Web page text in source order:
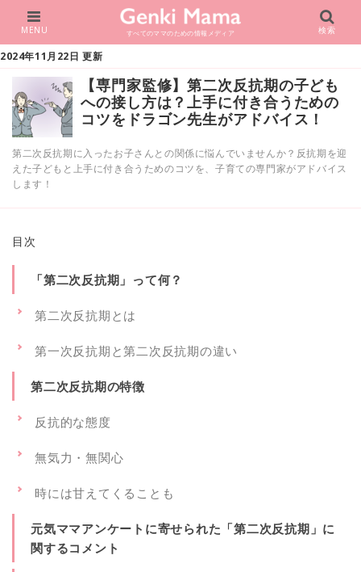
すべてのママのための情報メディア
MENU 検索
2024年11月22日 更新
【専門家監修】第二次反抗期の子ども
への接し方は？上手に付き合うための
コツをドラゴン先生がアドバイス！
第二次反抗期に入ったお子さんとの関係に悩んでいませんか？反抗期を迎
えた子どもと上手に付き合うためのコツを、子育ての専門家がアドバイス
します！
目次
「第二次反抗期」って何？
第二次反抗期とは
第一次反抗期と第二次反抗期の違い
第二次反抗期の特徴
反抗的な態度
無気力・無関心
時には甘えてくることも
元気ママアンケートに寄せられた「第二次反抗期」に
関するコメント